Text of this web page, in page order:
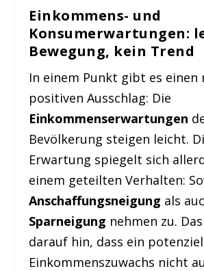
Einkommens- und
Konsumerwartungen:
Bewegung, kein Trend
In einem Punkt gibt es einen
positiven Ausschlag: Die
Einkommenserwartungen
Bevölkerung steigen leicht.
Erwartung spiegelt sich
einem geteilten Verhalten:
Anschaffungsneigung als
Sparneigung nehmen zu.
darauf hin, dass ein
Einkommenszuwachs nicht